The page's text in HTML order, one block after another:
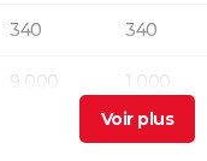
340 340
9 000 1 000